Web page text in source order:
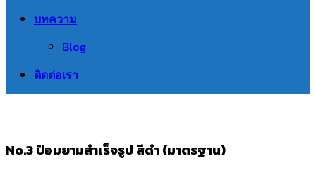
บทความ
Blog
ติดต่อเรา
No.3 ป้อมยามสำเร็จรูป สีดำ (มาตรฐาน)